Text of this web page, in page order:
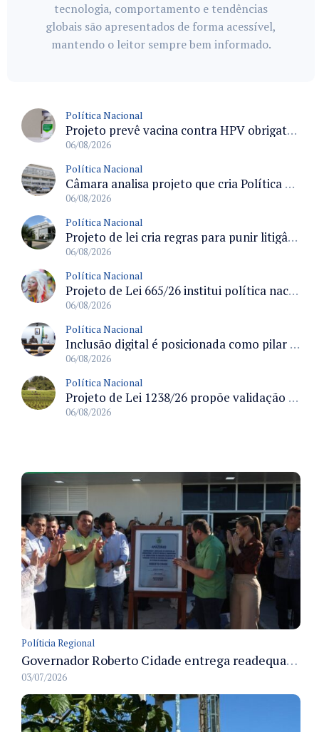
tecnologia, comportamento e tendências
globais são apresentados de forma acessível,
mantendo o leitor sempre bem informado.
Política Nacional
Projeto prevê vacina contra HPV obrigatória e testes moleculares para rastreamento do câncer do colo do útero
06/08/2026
Política Nacional
Câmara analisa projeto que cria Política Nacional de Qualificação e Valorização da Preceptoria na Residência Médica
06/08/2026
Política Nacional
Projeto de lei cria regras para punir litigância abusiva reversa e integrar sistemas do Judiciário
06/08/2026
Política Nacional
Projeto de Lei 665/26 institui política nacional para prevenção ao transfeminicídio e prevê medidas de proteção e reparação
06/08/2026
Política Nacional
Inclusão digital é posicionada como pilar essencial da reurbanização de favelas e periferias
06/08/2026
Política Nacional
Projeto de Lei 1238/26 propõe validação automática do Cadastro Ambiental Rural para imóveis de até quatro módulos fiscais
06/08/2026
Políticia Regional
Governador Roberto Cidade entrega readequação do ambulatório da FCecon e amplia capacidade de atendimento oncológico em Manaus
03/07/2026